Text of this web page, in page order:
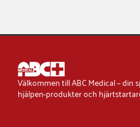
Välkommen till ABC Medical – din
hjälpen-produkter och